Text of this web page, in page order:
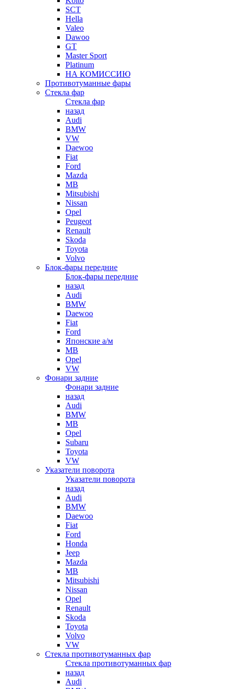
SCT
Hella
Valeo
Dawoo
GT
Master Sport
Platinum
НА КОМИССИЮ
Противотуманные фары
Стекла фар
Стекла фар
назад
Audi
BMW
VW
Daewoo
Fiat
Ford
Mazda
MB
Mitsubishi
Nissan
Opel
Peugeot
Renault
Skoda
Toyota
Volvo
Блок-фары передние
Блок-фары передние
назад
Audi
BMW
Daewoo
Fiat
Ford
Японские а/м
MB
Opel
VW
Фонари задние
Фонари задние
назад
Audi
BMW
MB
Opel
Subaru
Toyota
VW
Указатели поворота
Указатели поворота
назад
Audi
BMW
Daewoo
Fiat
Ford
Honda
Jeep
Mazda
MB
Mitsubishi
Nissan
Opel
Renault
Skoda
Toyota
Volvo
VW
Стекла противотуманных фар
Стекла противотуманных фар
назад
Audi